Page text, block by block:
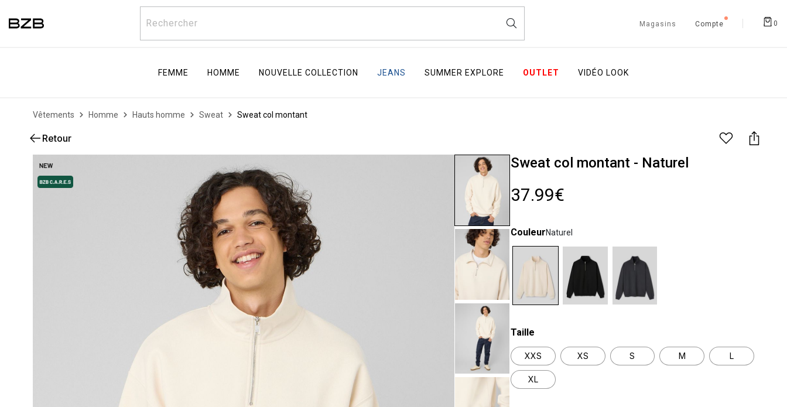
Rechercher Magasins Compte 0
FEMME HOMME NOUVELLE COLLECTION JEANS SUMMER EXPLORE OUTLET VIDÉO LOOK
Vêtements Homme Hauts homme Sweat Sweat col montant
Retour
Sweat col montant - Naturel
37.99€
CouleurNaturel
Taille
XXS XS S M L
XL